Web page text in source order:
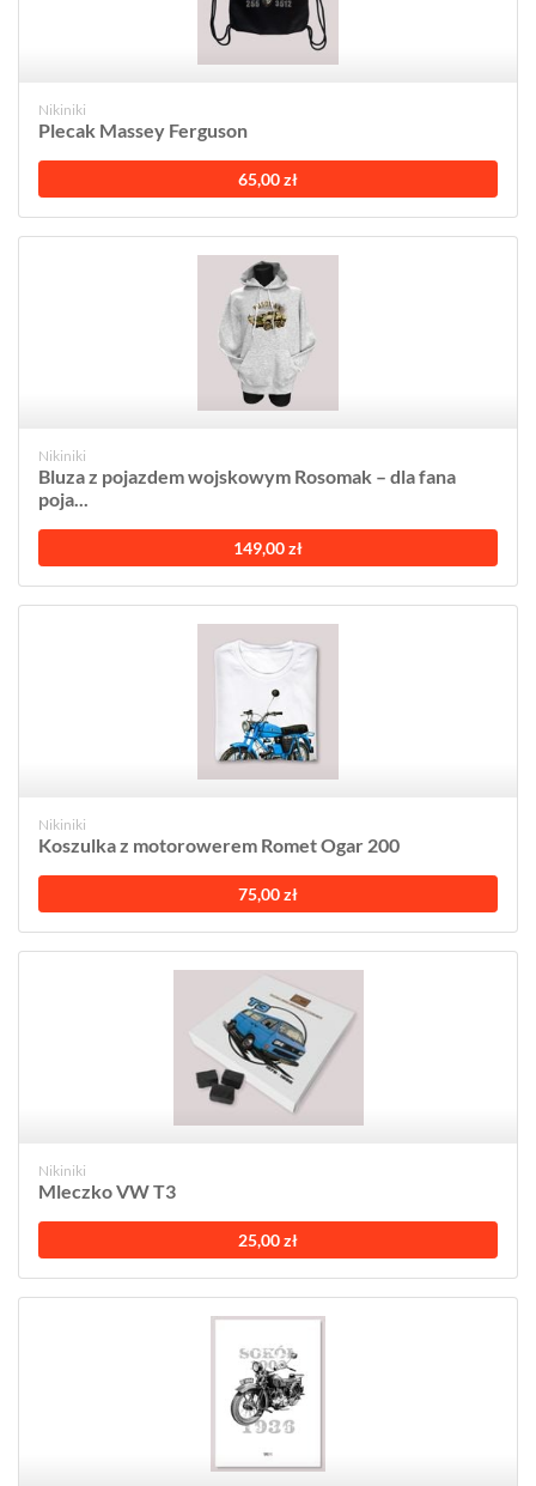
Nikiniki
Plecak Massey Ferguson
65,00 zł
Nikiniki
Bluza z pojazdem wojskowym Rosomak – dla fana
poja...
149,00 zł
Nikiniki
Koszulka z motorowerem Romet Ogar 200
75,00 zł
Nikiniki
Mleczko VW T3
25,00 zł